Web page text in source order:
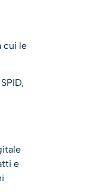
cui le
e